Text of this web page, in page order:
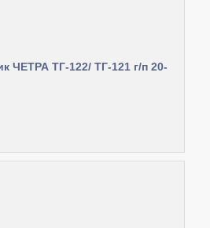
ЧЕТРА ТГ-122/ ТГ-121 г/п 20-